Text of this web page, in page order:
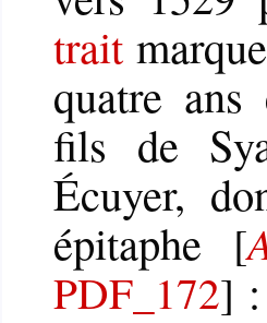
trait
quatre
fils de
Écuyer,
épi­taphe [
PDF_172] :